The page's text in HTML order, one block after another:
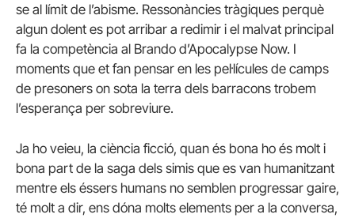
se al límit de l’abisme. Ressonàncies tràgiques perquè
algun dolent es pot arribar a redimir i el malvat principal
fa la competència al Brando d’Apocalypse Now. I
moments que et fan pensar en les pel·lícules de camps
de presoners on sota la terra dels barracons trobem
l’esperança per sobreviure.
Ja ho veieu, la ciència ficció, quan és bona ho és molt i
bona part de la saga dels simis que es van humanitzant
mentre els éssers humans no semblen progressar gaire,
té molt a dir, ens dóna molts elements per a la conversa,